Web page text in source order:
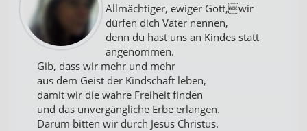
Allmächtiger, ewiger Gott,wir
dürfen dich Vater nennen,
denn du hast uns an Kindes statt
angenommen.
Gib, dass wir mehr und mehr
aus dem Geist der Kindschaft leben,
damit wir die wahre Freiheit finden
und das unvergängliche Erbe erlangen.
Darum bitten wir durch Jesus Christus.